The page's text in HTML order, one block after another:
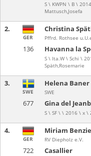
S \ KWPN \ B \
Mattusch,Josefa
2.
136 Havanna la
S \ Ita.W \ Schi \
Späth,Rosemarie
GER
Christina
Pffrd. Rothsee
3.
677 Gina del
S \ SF \ \ 2016 \ x \
SWE
Helena Baner
SWE
4.
722 Casallier
GER
Miriam
RV Diepholz e.V.